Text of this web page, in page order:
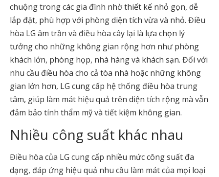
chuộng trong các gia đình nhờ thiết kế nhỏ gọn, dễ
lắp đặt, phù hợp với phòng diện tích vừa và nhỏ. Điều
hòa LG âm trần và điều hòa cây lại là lựa chọn lý
tưởng cho những không gian rộng hơn như phòng
khách lớn, phòng họp, nhà hàng và khách sạn. Đối với
nhu cầu điều hòa cho cả tòa nhà hoặc những không
gian lớn hơn, LG cung cấp hệ thống điều hòa trung
tâm, giúp làm mát hiệu quả trên diện tích rộng mà vẫn
đảm bảo tính thẩm mỹ và tiết kiệm không gian.
Nhiều công suất khác nhau
Điều hòa của LG cung cấp nhiều mức công suất đa
dạng, đáp ứng hiệu quả nhu cầu làm mát của mọi loại